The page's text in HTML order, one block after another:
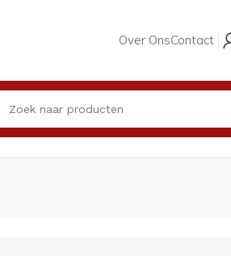
Over OnsContact